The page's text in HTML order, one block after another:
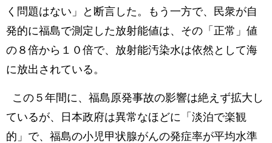
く問題はない」と断言した。もう一方で、民衆が自
発的に福島で測定した放射能値は、その「正常」値
の８倍から１０倍で、放射能汚染水は依然として海
に放出されている。
この５年間に、福島原発事故の影響は絶えず拡大し
ているが、日本政府は異常なほどに「淡泊で楽観
的」で、福島の小児甲状腺がんの発症率が平均水準